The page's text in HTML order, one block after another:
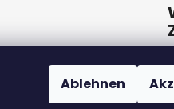
Ablehnen